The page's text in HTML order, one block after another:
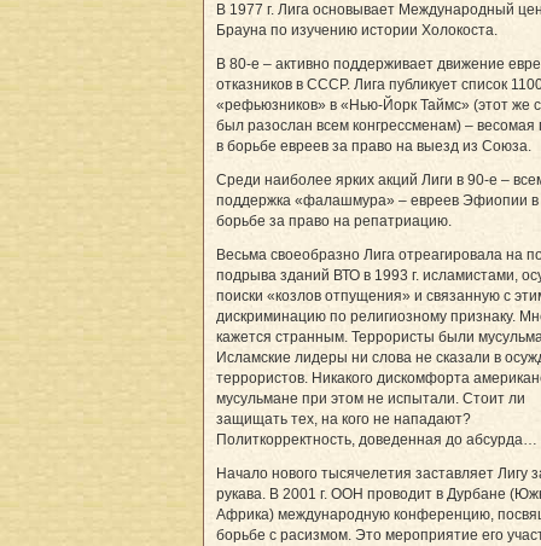
В 1977 г. Лига основывает Международный
Брауна по изучению истории Холокоста.
В 80-е – активно поддерживает движение
отказников в СССР. Лига публикует список
«рефьюзников» в «Нью-Йорк Таймс» (этот же
был разослан всем конгрессменам) –
в борьбе евреев за право на выезд из Союза.
Среди наиболее ярких акций Лиги в 90-е –
поддержка «фалашмура» – евреев Эфиопии в
борьбе за право на репатриацию.
Весьма своеобразно Лига отреагировала на
подрыва зданий ВТО в 1993 г. исламистами,
поиски «козлов отпущения» и связанную с
дискриминацию по религиозному признаку.
кажется странным. Террористы были
Исламские лидеры ни слова не сказали в
террористов. Никакого дискомфорта
мусульмане при этом не испытали. Стоит ли
защищать тех, на кого не нападают?
Политкорректность, доведенная до абсурда…
Начало нового тысячелетия заставляет Лигу
рукава. В 2001 г. ООН проводит в Дурбане
Африка) международную конференцию,
борьбе с расизмом. Это мероприятие его